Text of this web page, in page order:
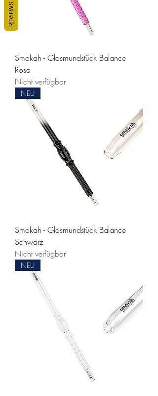
Smokah - Glasmundstück Balance
Rosa
Nicht verfügbar
NEU
Smokah - Glasmundstück Balance
Schwarz
Nicht verfügbar
NEU
REVIEWS